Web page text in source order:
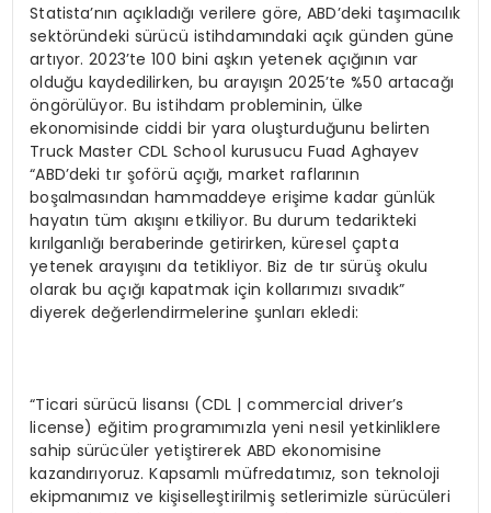
Statista’nın açıkladığı verilere göre, ABD’deki taşımacılık
sektöründeki sürücü istihdamındaki açık günden güne
artıyor. 2023’te 100 bini aşkın yetenek açığının var
olduğu kaydedilirken, bu arayışın 2025’te %50 artacağı
öngörülüyor. Bu istihdam probleminin, ülke
ekonomisinde ciddi bir yara oluşturduğunu belirten
Truck Master CDL School kurusucu Fuad Aghayev
“ABD’deki tır şoförü açığı, market raflarının
boşalmasından hammaddeye erişime kadar günlük
hayatın tüm akışını etkiliyor. Bu durum tedarikteki
kırılganlığı beraberinde getirirken, küresel çapta
yetenek arayışını da tetikliyor. Biz de tır sürüş okulu
olarak bu açığı kapatmak için kollarımızı sıvadık”
diyerek değerlendirmelerine şunları ekledi:
“Ticari sürücü lisansı (CDL | commercial driver’s
license) eğitim programımızla yeni nesil yetkinliklere
sahip sürücüler yetiştirerek ABD ekonomisine
kazandırıyoruz. Kapsamlı müfredatımız, son teknoloji
ekipmanımız ve kişiselleştirilmiş setlerimizle sürücüleri